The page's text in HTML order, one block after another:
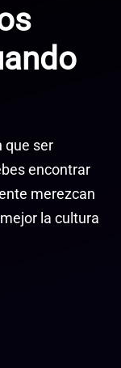
que ser
encontrar
merezcan
la cultura